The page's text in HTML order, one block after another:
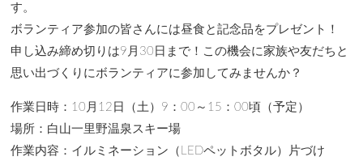
す。
ボランティア参加の皆さんには昼食と記念品をプレゼント！
申し込み締め切りは9月30日まで！この機会に家族や友だちと
思い出づくりにボランティアに参加してみませんか？
作業日時：10月12日（土）9：00～15：00頃（予定）
場所：白山一里野温泉スキー場
作業内容：イルミネーション（LEDペットボタル）片づけ